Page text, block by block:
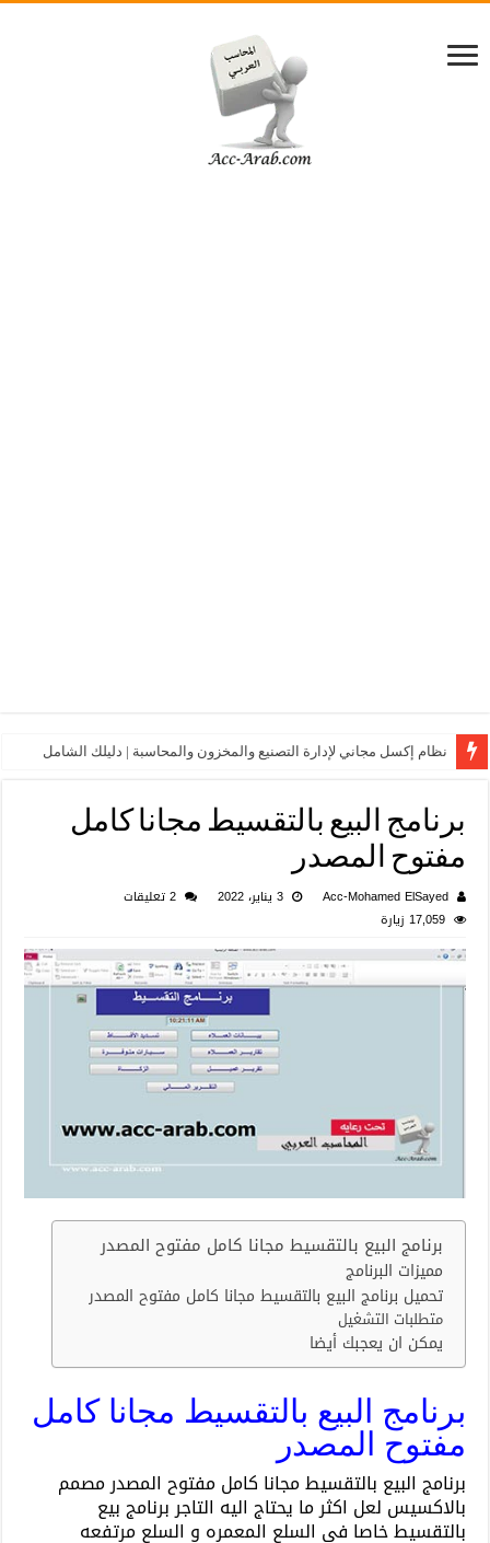
نظام إكسل مجاني لإدارة التصنيع والمخزون والمحاسبة | دليلك الشامل
برنامج البيع بالتقسيط مجانا كامل
مفتوح المصدر
Acc-Mohamed ElSayed 3 يناير، 2022
2 تعليقات
17,059 زيارة
برنامج البيع بالتقسيط مجانا كامل مفتوح المصدر
مميزات البرنامج
تحميل برنامج البيع بالتقسيط مجانا كامل مفتوح المصدر
متطلبات التشغيل
يمكن ان يعجبك أيضا
برنامج البيع بالتقسيط مجانا كامل
مفتوح المصدر
برنامج البيع بالتقسيط مجانا كامل مفتوح المصدر مصمم
بالاكسيس لعل اكثر ما يحتاج اليه التاجر برنامج بيع
بالتقسيط خاصا في السلع المعمره و السلع مرتفعه